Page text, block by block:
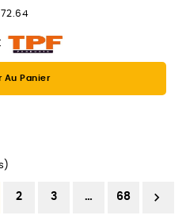
Au Panier
2 3 … 68 